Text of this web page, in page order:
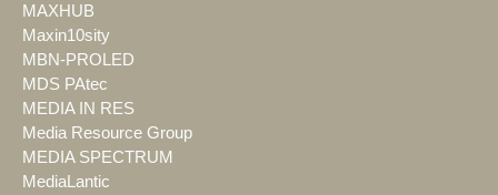
MAXHUB
Maxin10sity
MBN-PROLED
MDS PAtec
MEDIA IN RES
Media Resource Group
MEDIA SPECTRUM
MediaLantic